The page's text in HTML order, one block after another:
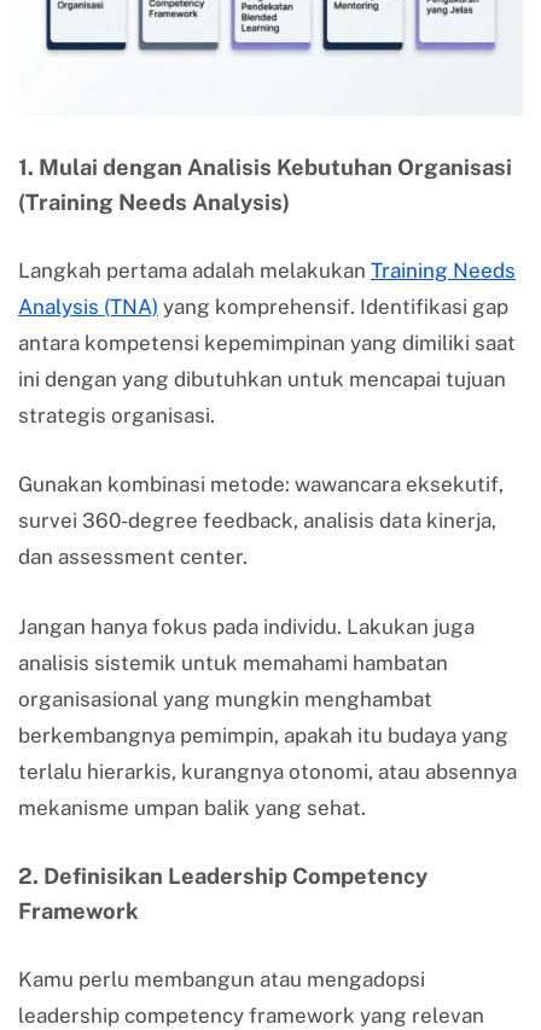
1. Mulai dengan Analisis Kebutuhan Organisasi
(Training Needs Analysis)
Langkah pertama adalah melakukan Training Needs
Analysis (TNA) yang komprehensif. Identifikasi gap
antara kompetensi kepemimpinan yang dimiliki saat
ini dengan yang dibutuhkan untuk mencapai tujuan
strategis organisasi.
Gunakan kombinasi metode: wawancara eksekutif,
survei 360-degree feedback, analisis data kinerja,
dan assessment center.
Jangan hanya fokus pada individu. Lakukan juga
analisis sistemik untuk memahami hambatan
organisasional yang mungkin menghambat
berkembangnya pemimpin, apakah itu budaya yang
terlalu hierarkis, kurangnya otonomi, atau absennya
mekanisme umpan balik yang sehat.
2. Definisikan Leadership Competency
Framework
Kamu perlu membangun atau mengadopsi
leadership competency framework yang relevan